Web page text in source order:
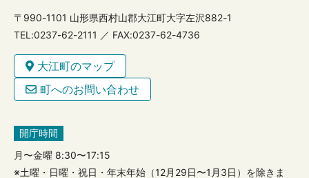
〒990-1101 山形県西村山郡大江町大字左沢882-1
TEL:0237-62-2111 ／ FAX:0237-62-4736
大江町のマップ
町へのお問い合わせ
開庁時間
月〜金曜 8:30〜17:15
※土曜・日曜・祝日・年末年始（12月29日〜1月3日）を除きま